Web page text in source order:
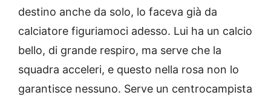
destino anche da solo, lo faceva già da
calciatore figuriamoci adesso. Lui ha un calcio
bello, di grande respiro, ma serve che la
squadra acceleri, e questo nella rosa non lo
garantisce nessuno. Serve un centrocampista